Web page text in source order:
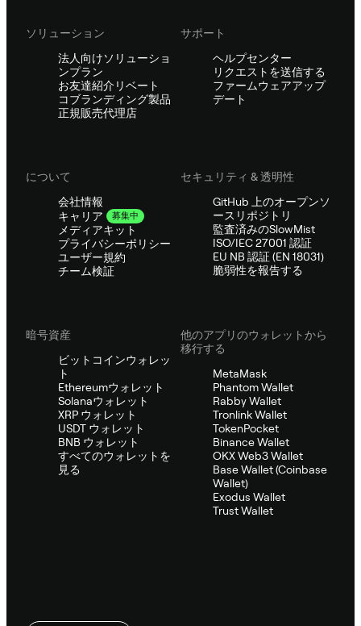
ソリューション
法人向けソリューショ
ンプラン
お友達紹介リベート
コブランディング製品
正規販売代理店
サポート
ヘルプセンター
リクエストを送信する
ファームウェアアップ
デート
について
会社情報
キャリア
募集中
メディアキット
プライバシーポリシー
ユーザー規約
チーム検証
セキュリティ & 透明性
GitHub 上のオープンソ
ースリポジトリ
監査済みのSlowMist
ISO/IEC 27001 認証
EU NB 認証 (EN 18031)
脆弱性を報告する
暗号資産
ビットコインウォレッ
ト
Ethereumウォレット
Solanaウォレット
XRP ウォレット
USDT ウォレット
BNB ウォレット
すべてのウォレットを
見る
他のアプリのウォレットから
移行する
MetaMask
Phantom Wallet
Rabby Wallet
Tronlink Wallet
TokenPocket
Binance Wallet
OKX Web3 Wallet
Base Wallet (Coinbase
Wallet)
Exodus Wallet
Trust Wallet